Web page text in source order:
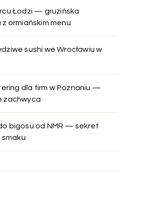
Łodzi — gruzińska
ormiańskim menu
sushi we Wrocławiu w
dla firm w Poznaniu —
zachwyca
bigosu od NMR — sekret